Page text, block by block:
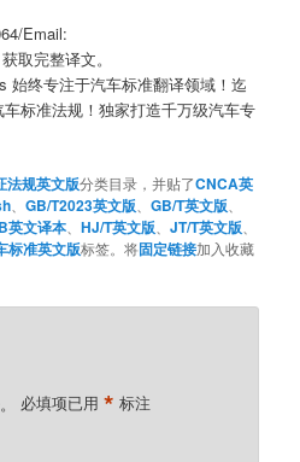
Email:
取完整译文。
始终专注于汽车标准翻译领域！迄
标准法规！独家打造千万级汽车专
法规英文版分类目录，并贴了CNCA英
、GB/T2023英文版 、GB/T英文版
英文译本 、HJ/T英文版 、JT/T英文版
标准英文版标签。将固定链接加入收藏
必填项已用* 标注